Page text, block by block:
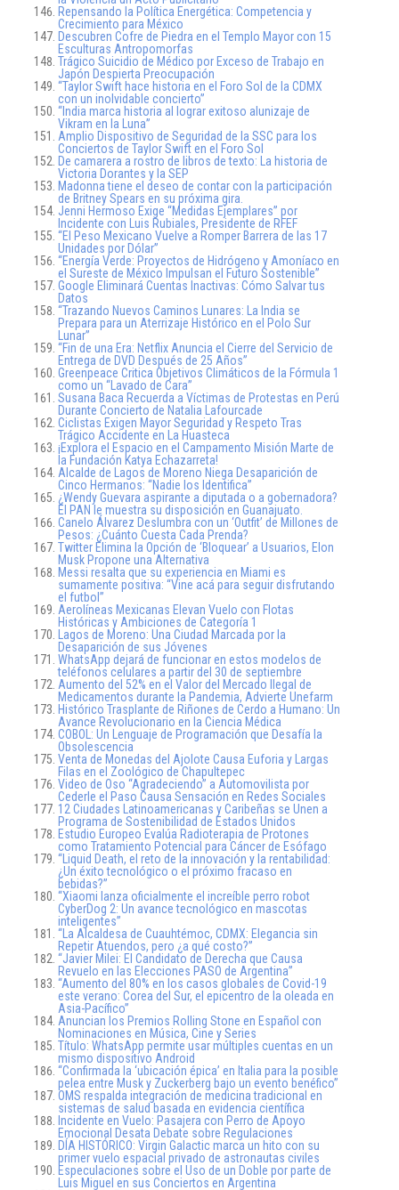
Repensando la Política Energética: Competencia y
Crecimiento para México
Descubren Cofre de Piedra en el Templo Mayor con 15
Esculturas Antropomorfas
Trágico Suicidio de Médico por Exceso de Trabajo en
Japón Despierta Preocupación
“Taylor Swift hace historia en el Foro Sol de la CDMX
con un inolvidable concierto”
“India marca historia al lograr exitoso alunizaje de
Vikram en la Luna”
Amplio Dispositivo de Seguridad de la SSC para los
Conciertos de Taylor Swift en el Foro Sol
De camarera a rostro de libros de texto: La historia de
Victoria Dorantes y la SEP
Madonna tiene el deseo de contar con la participación
de Britney Spears en su próxima gira.
Jenni Hermoso Exige “Medidas Ejemplares” por
Incidente con Luis Rubiales, Presidente de RFEF
“El Peso Mexicano Vuelve a Romper Barrera de las 17
Unidades por Dólar”
“Energía Verde: Proyectos de Hidrógeno y Amoníaco en
el Sureste de México Impulsan el Futuro Sostenible”
Google Eliminará Cuentas Inactivas: Cómo Salvar tus
Datos
“Trazando Nuevos Caminos Lunares: La India se
Prepara para un Aterrizaje Histórico en el Polo Sur
Lunar”
“Fin de una Era: Netflix Anuncia el Cierre del Servicio de
Entrega de DVD Después de 25 Años”
Greenpeace Critica Objetivos Climáticos de la Fórmula 1
como un “Lavado de Cara”
Susana Baca Recuerda a Víctimas de Protestas en Perú
Durante Concierto de Natalia Lafourcade
Ciclistas Exigen Mayor Seguridad y Respeto Tras
Trágico Accidente en La Huasteca
¡Explora el Espacio en el Campamento Misión Marte de
la Fundación Katya Echazarreta!
Alcalde de Lagos de Moreno Niega Desaparición de
Cinco Hermanos: “Nadie los Identifica”
¿Wendy Guevara aspirante a diputada o a gobernadora?
El PAN le muestra su disposición en Guanajuato.
Canelo Álvarez Deslumbra con un ‘Outfit’ de Millones de
Pesos: ¿Cuánto Cuesta Cada Prenda?
Twitter Elimina la Opción de ‘Bloquear’ a Usuarios, Elon
Musk Propone una Alternativa
Messi resalta que su experiencia en Miami es
sumamente positiva: “Vine acá para seguir disfrutando
el futbol”
Aerolíneas Mexicanas Elevan Vuelo con Flotas
Históricas y Ambiciones de Categoría 1
Lagos de Moreno: Una Ciudad Marcada por la
Desaparición de sus Jóvenes
WhatsApp dejará de funcionar en estos modelos de
teléfonos celulares a partir del 30 de septiembre
Aumento del 52% en el Valor del Mercado Ilegal de
Medicamentos durante la Pandemia, Advierte Unefarm
Histórico Trasplante de Riñones de Cerdo a Humano: Un
Avance Revolucionario en la Ciencia Médica
COBOL: Un Lenguaje de Programación que Desafía la
Obsolescencia
Venta de Monedas del Ajolote Causa Euforia y Largas
Filas en el Zoológico de Chapultepec
Video de Oso “Agradeciendo” a Automovilista por
Cederle el Paso Causa Sensación en Redes Sociales
12 Ciudades Latinoamericanas y Caribeñas se Unen a
Programa de Sostenibilidad de Estados Unidos
Estudio Europeo Evalúa Radioterapia de Protones
como Tratamiento Potencial para Cáncer de Esófago
“Liquid Death, el reto de la innovación y la rentabilidad:
¿Un éxito tecnológico o el próximo fracaso en
bebidas?”
“Xiaomi lanza oficialmente el increíble perro robot
CyberDog 2: Un avance tecnológico en mascotas
inteligentes”
“La Alcaldesa de Cuauhtémoc, CDMX: Elegancia sin
Repetir Atuendos, pero ¿a qué costo?”
“Javier Milei: El Candidato de Derecha que Causa
Revuelo en las Elecciones PASO de Argentina”
“Aumento del 80% en los casos globales de Covid-19
este verano: Corea del Sur, el epicentro de la oleada en
Asia-Pacífico”
Anuncian los Premios Rolling Stone en Español con
Nominaciones en Música, Cine y Series
Título: WhatsApp permite usar múltiples cuentas en un
mismo dispositivo Android
“Confirmada la ‘ubicación épica’ en Italia para la posible
pelea entre Musk y Zuckerberg bajo un evento benéfico”
OMS respalda integración de medicina tradicional en
sistemas de salud basada en evidencia científica
Incidente en Vuelo: Pasajera con Perro de Apoyo
Emocional Desata Debate sobre Regulaciones
DÍA HISTÓRICO: Virgin Galactic marca un hito con su
primer vuelo espacial privado de astronautas civiles
Especulaciones sobre el Uso de un Doble por parte de
Luis Miguel en sus Conciertos en Argentina